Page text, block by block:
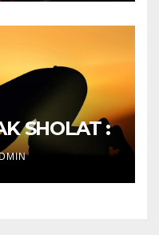
SHOLAT :